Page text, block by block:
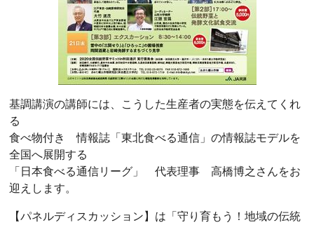
基調講演の講師には、こうした生産者の実態を伝えてくれ
る
食べ物付き 情報誌「東北食べる通信」の情報誌モデルを
全国へ展開する
「日本食べる通信リーグ」 代表理事 高橋博之さんをお
迎えします。
【パネルディスカッション】は「守り育もう！地域の伝統